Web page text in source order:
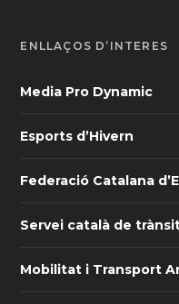
ENLLAÇOS D’INTERÈS
Media Pro Dynamic
Esports d’Hivern
Federació Catalana
Servei català de
Mobilitat i Transport